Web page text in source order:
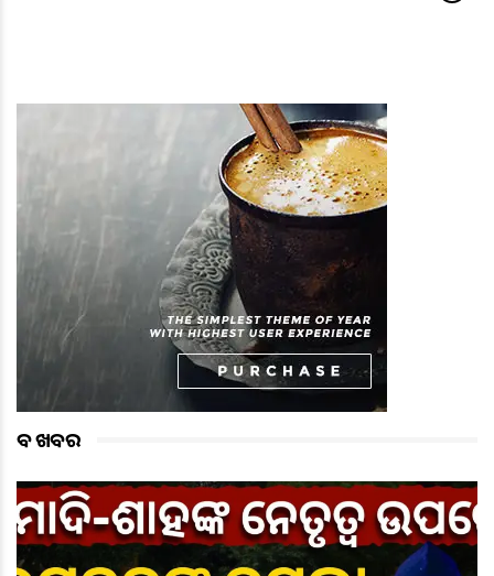
ବଡ ଖବର